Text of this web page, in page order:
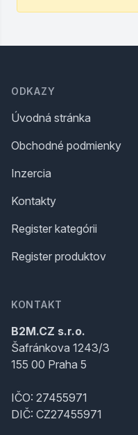
ODKAZY
Úvodná stránka
Obchodné podmienky
Inzercia
Kontakty
Register kategórii
Register produktov
KONTAKT
B2M.CZ s.r.o.
Šafránkova 1243/3
155 00 Praha 5
IČO: 27455971
DIČ: CZ27455971